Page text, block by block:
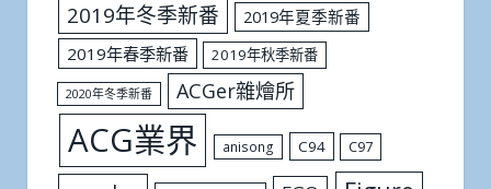
2019年冬季新番
2019年夏季新番
2019年春季新番
2019年秋季新番
2020年冬季新番 ACGer雜燴所
ACG業界 anisong C94 C97